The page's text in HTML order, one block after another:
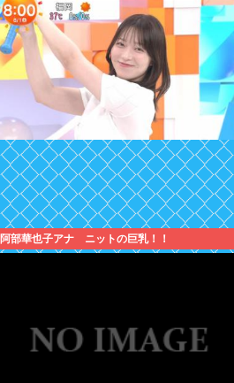
阿部華也子アナ ニットの巨乳！！